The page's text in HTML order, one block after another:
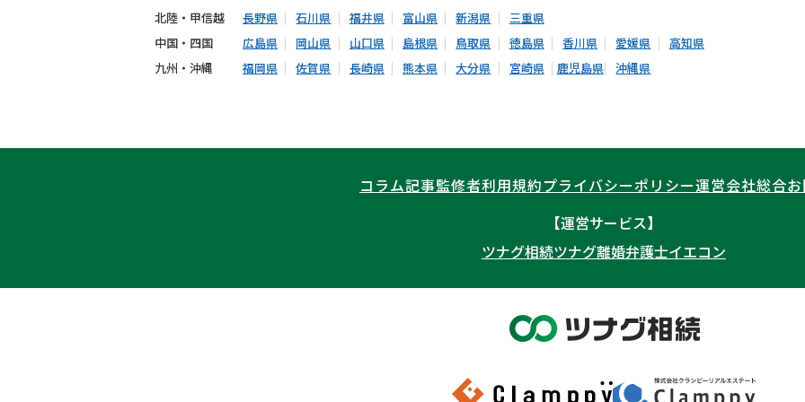
北陸・甲信越
長野県 石川県 福井県 富山県 新潟県
三重県
中国・四国
広島県 岡山県 山口県 島根県 鳥取県 徳島県 香川県 愛媛県
高知県
九州・沖縄
福岡県 佐賀県 長崎県 熊本県 大分県 宮崎県 鹿児島県 沖縄県
コラム記事監修者利用規約プライバシーポリシー運営会社総合
【運営サービス】
ツナグ相続ツナグ離婚弁護士イエコン